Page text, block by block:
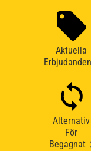
Aktuella
Erbjudanden
Alternativ
För
Begagnat